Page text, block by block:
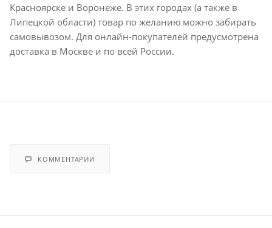
Красноярске и Воронеже. В этих городах (а также в
Липецкой области) товар по желанию можно забирать
самовывозом. Для онлайн-покупателей предусмотрена
доставка в Москве и по всей России.
КОММЕНТАРИИ